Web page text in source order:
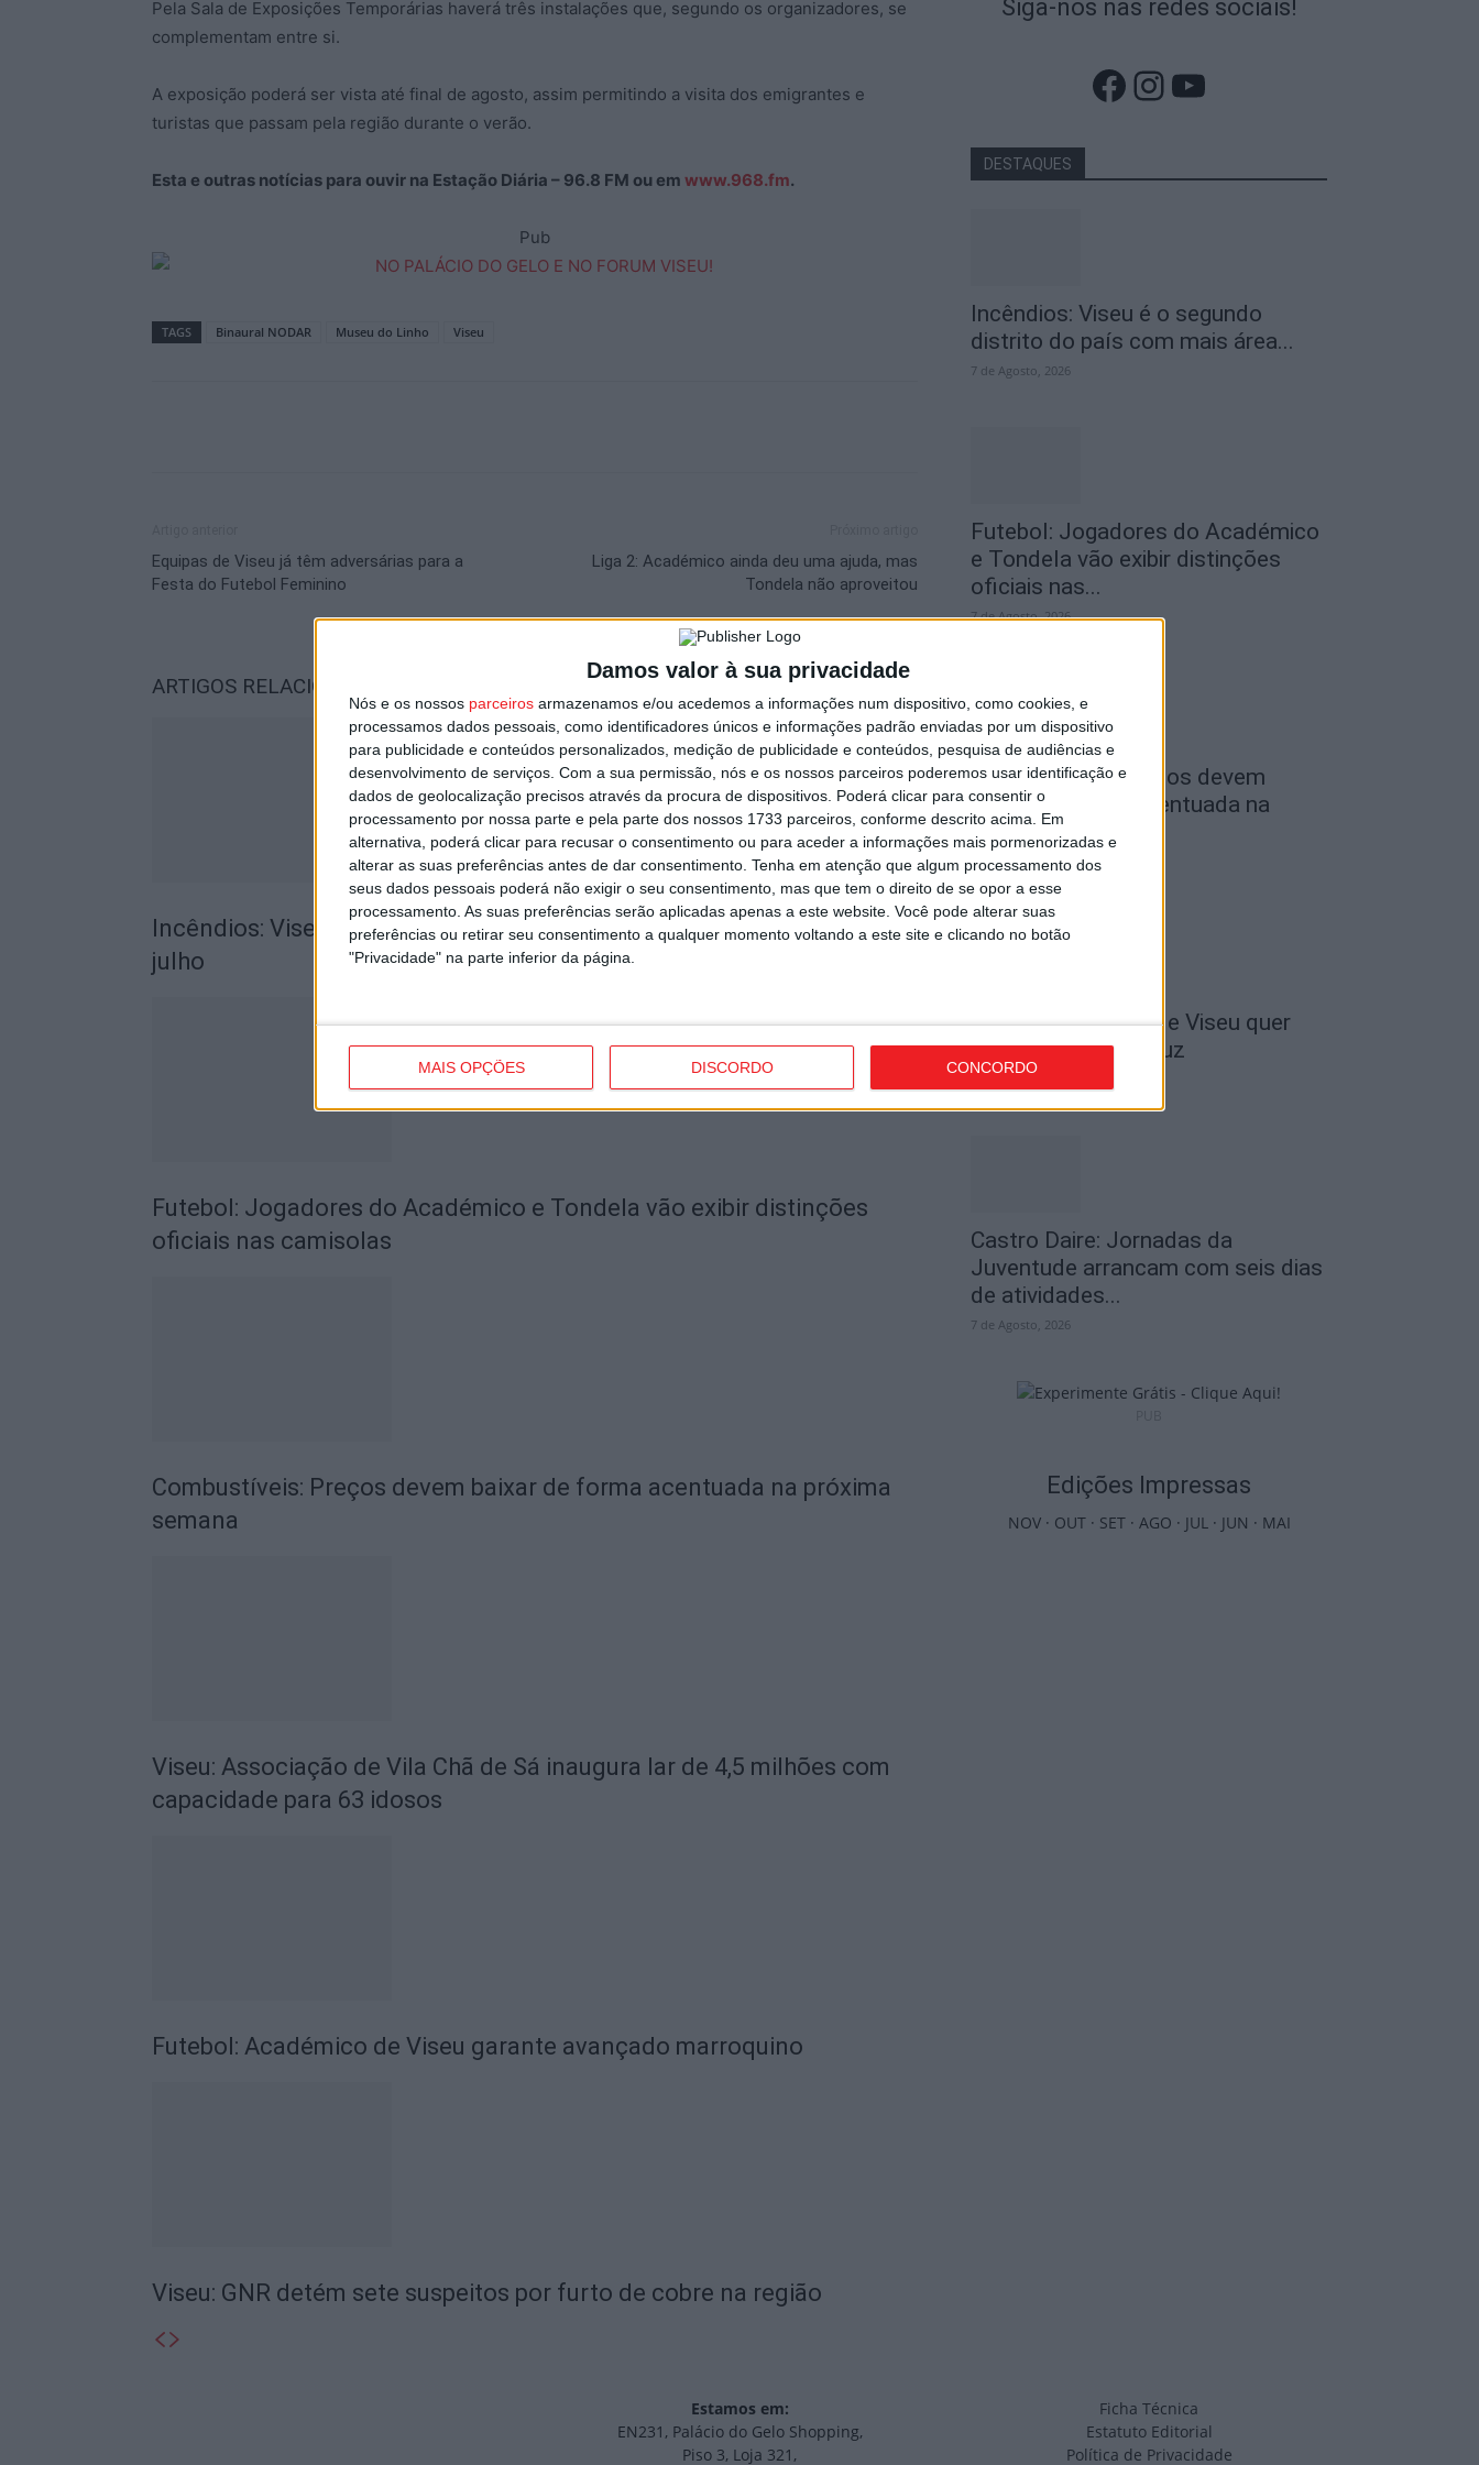
Damos valor à sua privacidade
Nós e os nossos parceiros armazenamos e/ou acedemos a informações num dispositivo, como cookies, e
processamos dados pessoais, como identificadores únicos e informações padrão enviadas por um dispositivo
para publicidade e conteúdos personalizados, medição de publicidade e conteúdos, pesquisa de audiências e
desenvolvimento de serviços. Com a sua permissão, nós e os nossos parceiros poderemos usar identificação e
dados de geolocalização precisos através da procura de dispositivos. Poderá clicar para consentir o
processamento por nossa parte e pela parte dos nossos 1733 parceiros, conforme descrito acima. Em
alternativa, poderá clicar para recusar o consentimento ou para aceder a informações mais pormenorizadas e
alterar as suas preferências antes de dar consentimento. Tenha em atenção que algum processamento dos
seus dados pessoais poderá não exigir o seu consentimento, mas que tem o direito de se opor a esse
processamento. As suas preferências serão aplicadas apenas a este website. Você pode alterar suas
preferências ou retirar seu consentimento a qualquer momento voltando a este site e clicando no botão
"Privacidade" na parte inferior da página.
MAIS OPÇÕES DISCORDO CONCORDO
Pela Sala de Exposições Temporárias haverá três instalações que, segundo os organizadores, se
complementam entre si.
A exposição poderá ser vista até final de agosto, assim permitindo a visita dos emigrantes e
turistas que passam pela região durante o verão.
Esta e outras notícias para ouvir na Estação Diária – 96.8 FM ou em www.968.fm.
Pub
TAGS Binaural NODAR Museu do Linho Viseu
Equipas de Viseu já têm adversárias para a
Festa do Futebol Feminino
Liga 2: Académico ainda deu uma ajuda, mas
Tondela não aproveitou
ARTIGOS RELACIONADOS
Incêndios: Viseu é o segundo distrito do país com mais área ardida até
julho
Futebol: Jogadores do Académico e Tondela vão exibir distinções
oficiais nas camisolas
Combustíveis: Preços devem baixar de forma acentuada na próxima
semana
Viseu: Associação de Vila Chã de Sá inaugura lar de 4,5 milhões com
capacidade para 63 idosos
Futebol: Académico de Viseu garante avançado marroquino
Viseu: GNR detém sete suspeitos por furto de cobre na região
Siga-nos nas redes sociais!
Facebook
Instagram
YouTube
DESTAQUES
Incêndios: Viseu é o segundo
distrito do país com mais área...
7 de Agosto, 2026
Futebol: Jogadores do Académico
e Tondela vão exibir distinções
oficiais nas...
7 de Agosto, 2026
Combustíveis: Preços devem
baixar de forma acentuada na
próxima semana
7 de Agosto, 2026
I Liga: Académico de Viseu quer
travar Benfica na Luz
Castro Daire: Jornadas da
Juventude arrancam com seis dias
de atividades...
7 de Agosto, 2026
Edições Impressas
NOV· OUT· SET· AGO · JUL· JUN · MAI
Estamos em:
EN231, Palácio do Gelo Shopping,
Piso 3, Loja 321,
Ficha Técnica
Estatuto Editorial
Política de Privacidade